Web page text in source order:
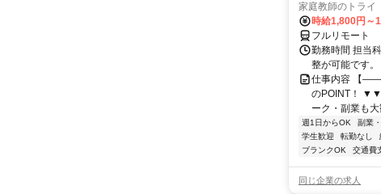
家庭教師のトラ
時給1,800円～
フルリモート
勤務時間 担当
整が可能です。
仕事内容 【――
のPOINT！ ▼▼
ーク・副業も
週1日からOK 副業
学生歓迎
転勤なし
ブランクOK
交通費
同じ企業の求人